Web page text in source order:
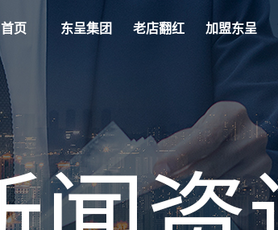
首页 东呈集团 老店翻红 加盟东呈